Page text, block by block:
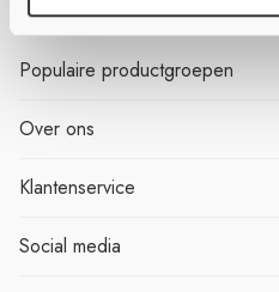
Populaire productgroepen
Over ons
Klantenservice
Social media